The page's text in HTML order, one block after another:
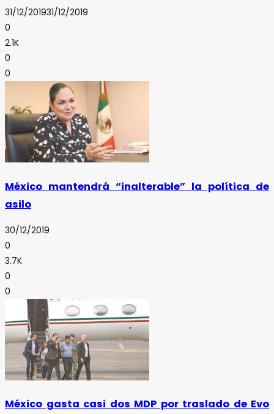
31/12/201931/12/2019
0
2.1K
0
0
México mantendrá “inalterable” la política de
asilo
30/12/2019
0
3.7K
0
0
México gasta casi dos MDP por traslado de Evo